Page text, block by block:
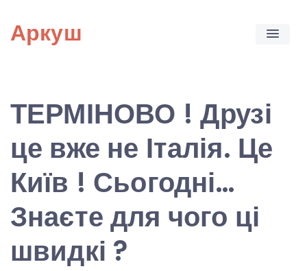
content
Аркуш
ТЕРМІНОВО ! Друзі
це вже не Італія. Це
Київ ! Сьогодні…
Знаєте для чого ці
швидкі ?